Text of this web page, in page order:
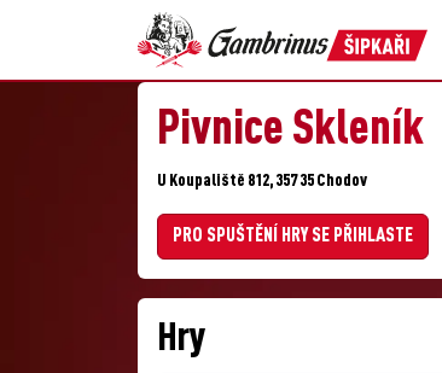
Pivnice Skleník
U Koupaliště 812, 357 35 Chodov
PRO SPUŠTĚNÍ HRY SE PŘIHLASTE
Hry